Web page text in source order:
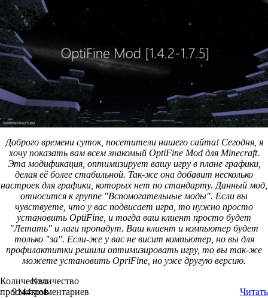
Доброго времени суток, посетители нашего сайта! Сегодня, я
хочу показать вам всем знакомый OptiFine Mod для Minecraft.
Эта модификация, оптимизирует вашу игру в плане графики,
делая её более стабильной. Так-же она добавит несколько
настроек для графики, которых нет по стандарту. Данный мод,
относится к группе "Вспомогательные моды". Если вы
чувствуете, что у вас подвисает игра, то нужно просто
установить OptiFine, и тогда ваш клиент просто будет
"Летать" и лаги пропадут. Ваш клиент и компьютер будет
только "за". Если-же у вас не висит компьютер, но вы для
профилактитки решили оптимизировать игру, то вы так-же
можете установить OpriFine, но уже другую версию.
Количество
просмотров
9144
Количество
комментариев
1 Читать